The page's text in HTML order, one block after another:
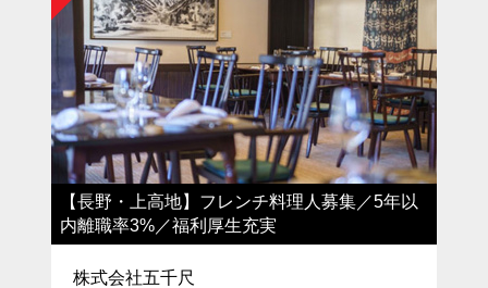
【長野・上高地】フレンチ料理人募集／5年以
内離職率3%／福利厚生充実
株式会社五千尺